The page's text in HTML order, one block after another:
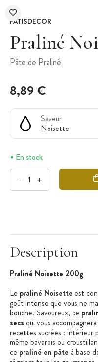
PATISDECOR
Praliné
Pâte de Praliné
8,89 €
Saveur
Noisette
En stock
- +
Description
Praliné Noisette 200g
Le praliné Noisette est
goût intense que vous ne
bouche. Savoureux, ce
secs qui vous
recettes sucrées : intérieur
même bavarois ou
ce praliné en pâte à base